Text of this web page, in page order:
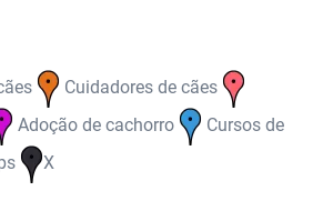
Cuidadores de cães
Adoção de cachorro
Cursos de
X